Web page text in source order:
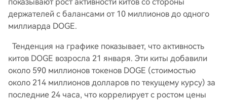
держателей с балансами от 10 миллионов до одного
миллиарда DOGE.
Тенденция на графике показывает, что активность
китов DOGE возросла 21 января. Эти киты добавили
около 590 миллионов токенов DOGE (стоимостью
около 214 миллионов долларов по текущему курсу) за
последние 24 часа, что коррелирует с ростом цены